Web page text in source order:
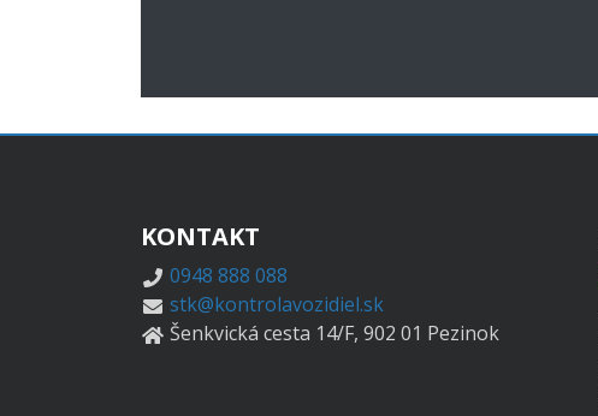
KONTAKT
0948 888 088
stk@kontrolavozidiel.sk
Šenkvická cesta 14/F, 902 01 Pezinok